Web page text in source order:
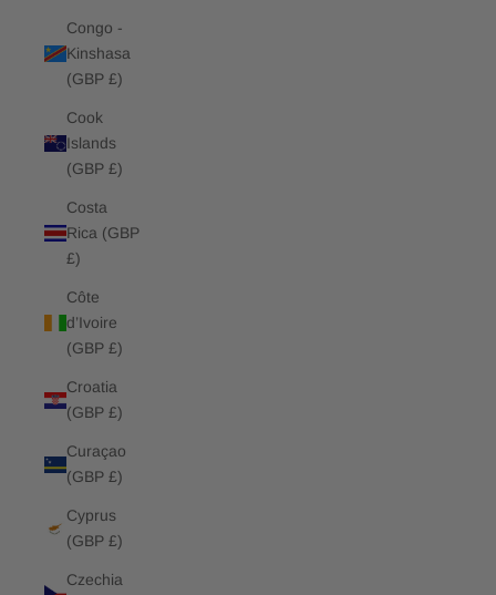
Congo -
Kinshasa
(GBP £)
Cook
Islands
(GBP £)
Costa
Rica (GBP
£)
Côte
d’Ivoire
(GBP £)
Croatia
(GBP £)
Curaçao
(GBP £)
Cyprus
(GBP £)
Czechia